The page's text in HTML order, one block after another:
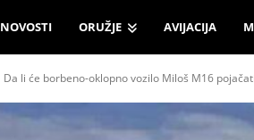
NOVOSTI ORUŽJE AVIJACIJA
Da li će borbeno-oklopno vozilo Miloš M16